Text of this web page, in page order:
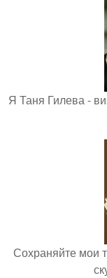
Я Таня Гилева -
Сохраняйте мои